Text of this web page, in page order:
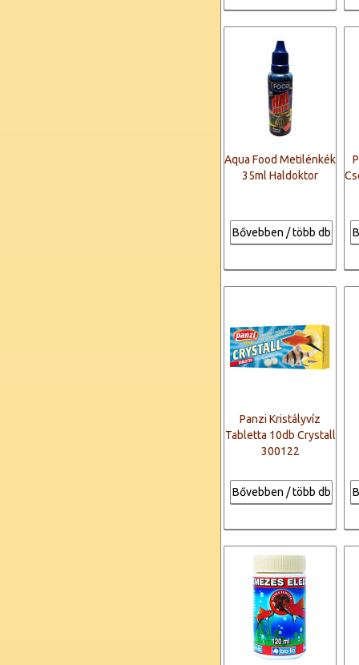
Aqua Food Metilénkék
35ml Haldoktor
Bővebben / több db
Panzi Kristályvíz
Tabletta 10db Crystall
300122
Bővebben / több db